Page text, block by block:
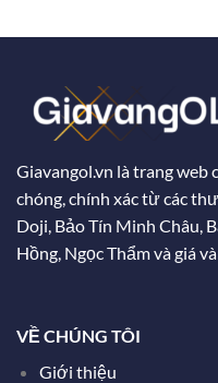
Giavangol.vn là trang web
chóng, chính xác từ các
Doji, Bảo Tín Minh Châu,
Hồng, Ngọc Thẩm và giá
VỀ CHÚNG TÔI
Giới thiệu